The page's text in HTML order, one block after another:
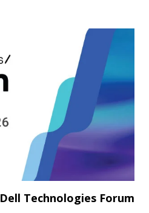
Dell Technologies Forum